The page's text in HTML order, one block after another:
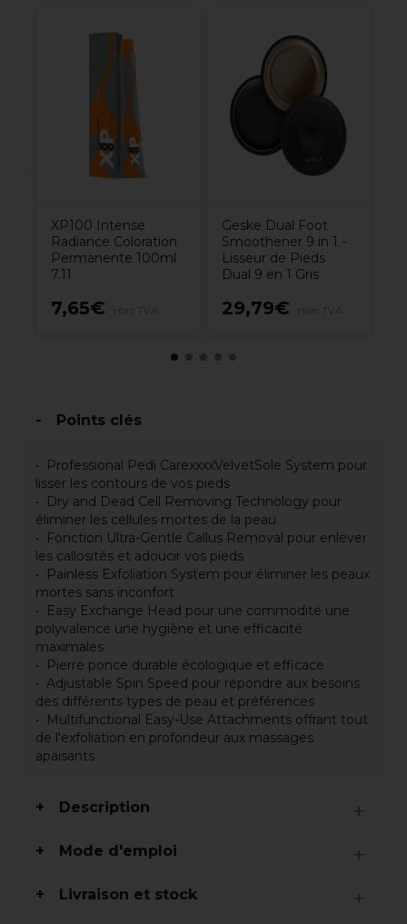
XP100 Intense
Radiance Coloration
Permanente 100ml
7.11
7,65€
Geske Dual Foot
Smoothener 9 in 1 -
Lisseur de Pieds
Dual 9 en 1 Gris
29,79€
Points clés
Professional Pedi CarexxxxVelvetSole System pour
lisser les contours de vos pieds
Dry and Dead Cell Removing Technology pour
éliminer les cellules mortes de la peau
Fonction Ultra-Gentle Callus Removal pour enlever
les callosités et adoucir vos pieds
Painless Exfoliation System pour éliminer les peaux
mortes sans inconfort
Easy Exchange Head pour une commodité une
polyvalence une hygiène et une efficacité
maximales
Pierre ponce durable écologique et efficace
Adjustable Spin Speed pour répondre aux besoins
des différents types de peau et préférences
Multifunctional Easy-Use Attachments offrant tout
de l'exfoliation en profondeur aux massages
apaisants
Description
Mode d'emploi
Livraison et stock